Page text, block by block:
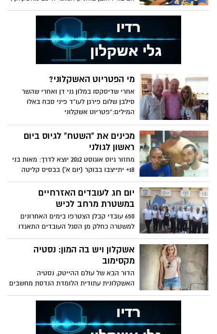
חוגג השבוע 21 שנים
מי הפטריוט האשקלוני?
אחרי שדיסקסו במלון גני דן ואחרי שהשר
סילבן שלום פירגן לעו"ד פיני סבח באלו
המילים:"פטריוט אשקלוני
מכינים את "השטח" לגיוס ביום
ראשון לגולני
מחזור גיוס אוגוסט 2012 יוצא לדרך: מאות בני
18+ יתייצבו בבוקר (יום א') בבסיס קליטה
ומיון (בקו"ם) עם
יום חג לעובדים האזרחיים
במשטרת מרחב לכיש
650 עובדי קבלן הצטרפו בימים האחרונים
למשטרה כחלק מן הסגל העובדים התאגדו
בהסתדרות לפני כ-4 שנים
אשקלון ויש בה המון: נסטיה
מקסימוב
הדור הבא של עולם ההייטק, נסטיה
האשקלונית עתודית הלומדת הנדסת מחשבים
ואלקטרוניקה... בין התחביבים של